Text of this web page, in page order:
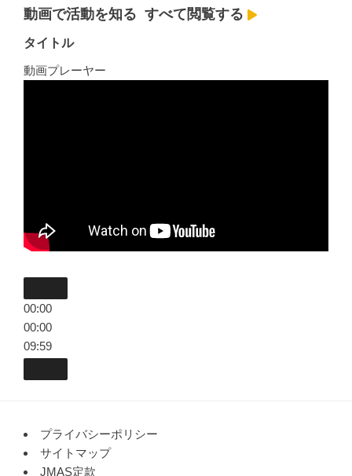
動画で活動を知る すべて閲覧する
タイトル
動画プレーヤー
00:00
00:00
09:59
プライバシーポリシー
サイトマップ
JMAS定款